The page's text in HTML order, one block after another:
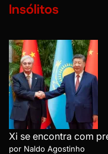
Insólitos
Xi se encontra com
por Naldo Agostinho